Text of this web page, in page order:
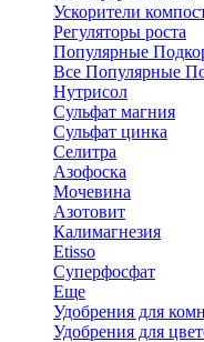
Ускорители
Регуляторы роста
Популярные
Все Популярные
Нутрисол
Сульфат магния
Сульфат цинка
Селитра
Азофоска
Мочевина
Азотовит
Калимагнезия
Etisso
Суперфосфат
Еще
Удобрения для
Удобрения для